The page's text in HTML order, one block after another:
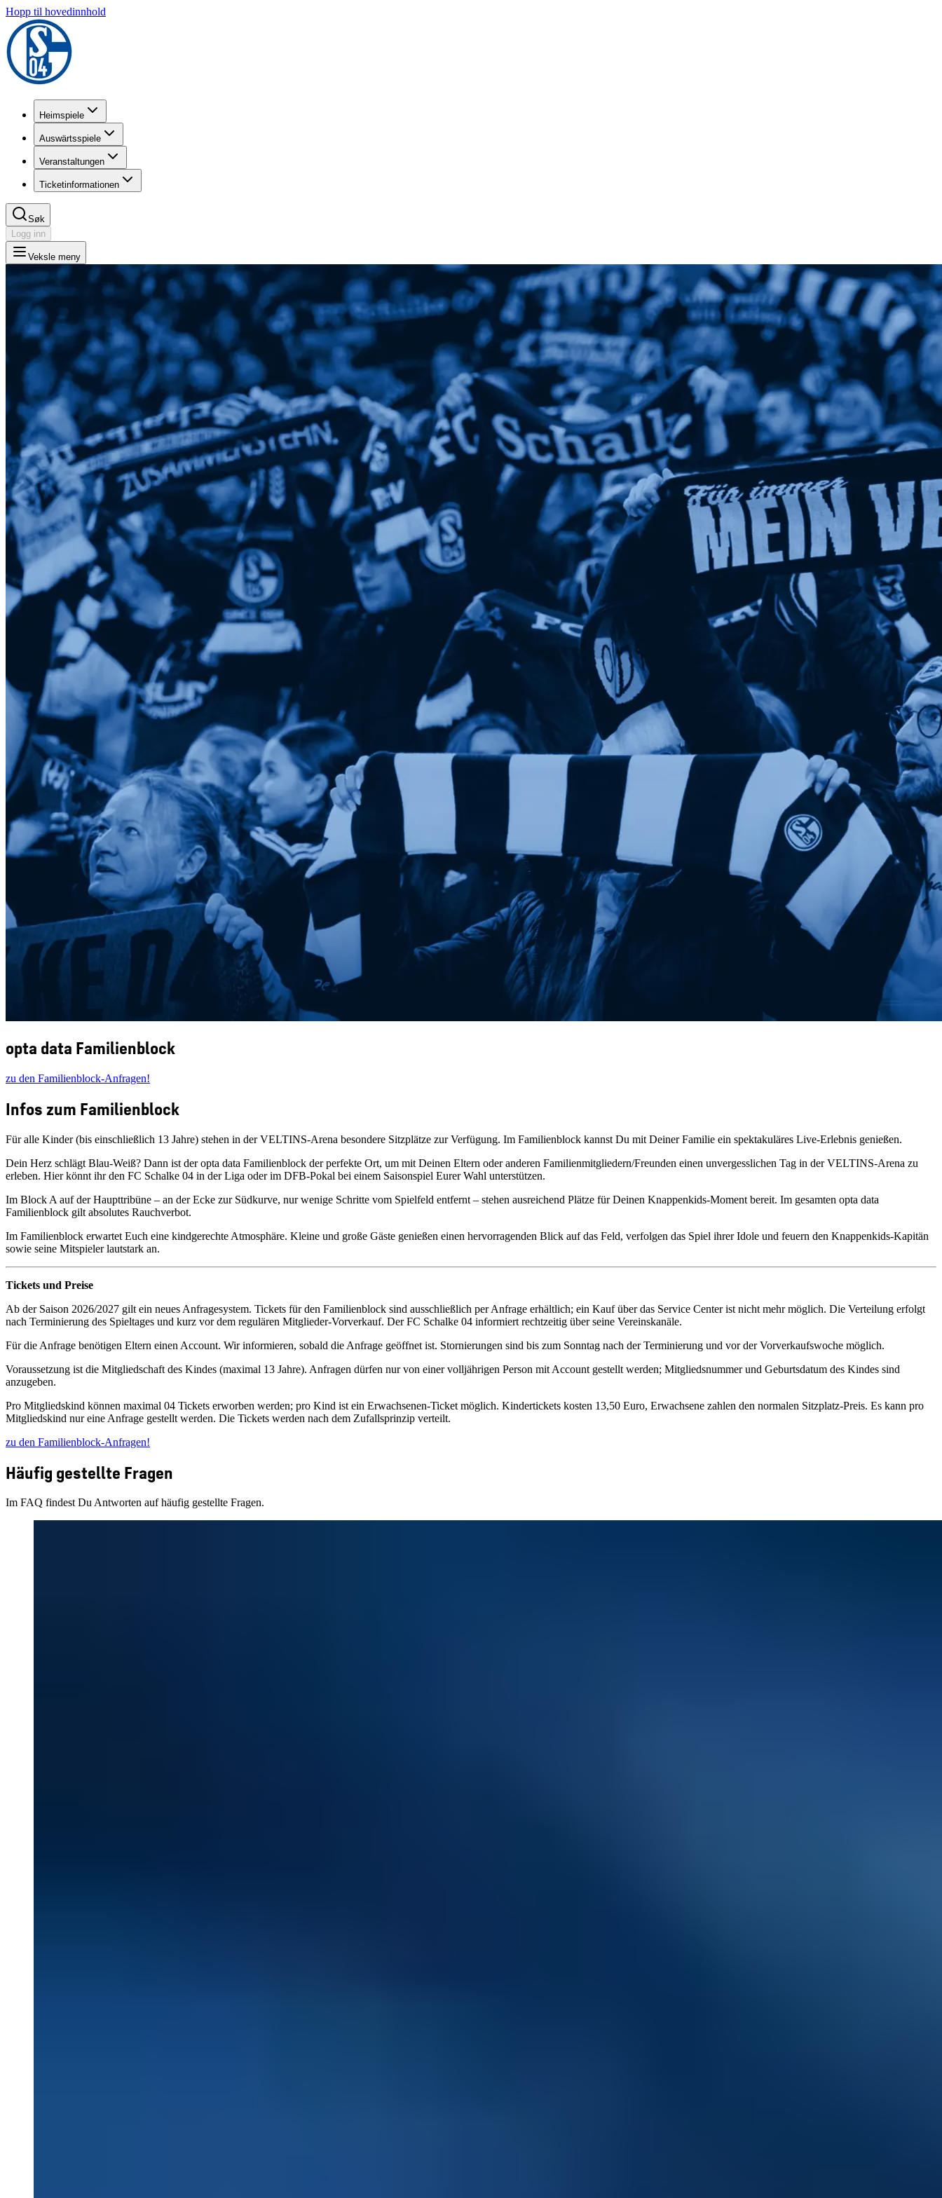
Hopp til hovedinnhold
Heimspiele
Auswärtsspiele
Veranstaltungen
Ticketinformationen
Søk
Logg inn
Veksle meny
opta data Familienblock
zu den Familienblock-Anfragen!
Infos zum Familienblock
Für alle Kinder (bis einschließlich 13 Jahre) stehen in der VELTINS-Arena besondere Sitzplätze zur Verfügung. Im Familienblock kannst Du mit Deiner Familie ein spektakuläres Live-Erlebnis genießen.
Dein Herz schlägt Blau-Weiß? Dann ist der opta data Familienblock der perfekte Ort, um mit Deinen Eltern oder anderen Familienmitgliedern/Freunden einen unvergesslichen Tag in der VELTINS-Arena zu
erleben. Hier könnt ihr den FC Schalke 04 in der Liga oder im DFB-Pokal bei einem Saisonspiel Eurer Wahl unterstützen.
Im Block A auf der Haupttribüne – an der Ecke zur Südkurve, nur wenige Schritte vom Spielfeld entfernt – stehen ausreichend Plätze für Deinen Knappenkids-Moment bereit. Im gesamten opta data
Familienblock gilt absolutes Rauchverbot.
Im Familienblock erwartet Euch eine kindgerechte Atmosphäre. Kleine und große Gäste genießen einen hervorragenden Blick auf das Feld, verfolgen das Spiel ihrer Idole und feuern den Knappenkids‑Kapitän
sowie seine Mitspieler lautstark an.
Tickets und Preise
Ab der Saison 2026/2027 gilt ein neues Anfragesystem. Tickets für den Familienblock sind ausschließlich per Anfrage erhältlich; ein Kauf über das Service Center ist nicht mehr möglich. Die Verteilung erfolgt
nach Terminierung des Spieltages und kurz vor dem regulären Mitglieder-Vorverkauf. Der FC Schalke 04 informiert rechtzeitig über seine Vereinskanäle.
Für die Anfrage benötigen Eltern einen Account. Wir informieren, sobald die Anfrage geöffnet ist. Stornierungen sind bis zum Sonntag nach der Terminierung und vor der Vorverkaufswoche möglich.
Voraussetzung ist die Mitgliedschaft des Kindes (maximal 13 Jahre). Anfragen dürfen nur von einer volljährigen Person mit Account gestellt werden; Mitgliedsnummer und Geburtsdatum des Kindes sind
anzugeben.
Pro Mitgliedskind können maximal 04 Tickets erworben werden; pro Kind ist ein Erwachsenen‑Ticket möglich. Kindertickets kosten 13,50 Euro, Erwachsene zahlen den normalen Sitzplatz‑Preis. Es kann pro
Mitgliedskind nur eine Anfrage gestellt werden. Die Tickets werden nach dem Zufallsprinzip verteilt.
zu den Familienblock-Anfragen!
Häufig gestellte Fragen
Im FAQ findest Du Antworten auf häufig gestellte Fragen.